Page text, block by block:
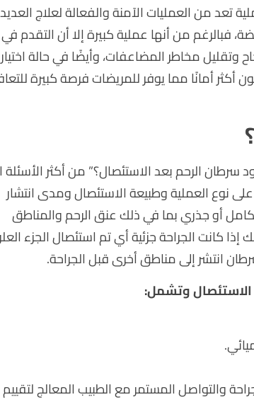
بين 85% إلى 95%، حيث أن هذه العملية تعد من العمليات الآمنة والفعالة لعلاج
فبالرغم من أنها عملية كبيرة إلا أن التقدم في
وتقليل مخاطر المضاعفات، وأيضًا في حالة اختيار
أكثر أمانًا مما يوفر للمريضات فرصة كبيرة
الرحم بعد الاستئصال؟” من أكثر الأسئلة
نوع العملية وطبيعة الاستئصال ومدى انتشار
أو جذري بما في ذلك عنق الرحم والمناطق
كانت الجراحة جزئية أي تم استئصال الجزء
انتشر إلى مناطق أخرى قبل الجراحة.
وتشمل:
والتواصل المستمر مع الطبيب المعالج لتقييم